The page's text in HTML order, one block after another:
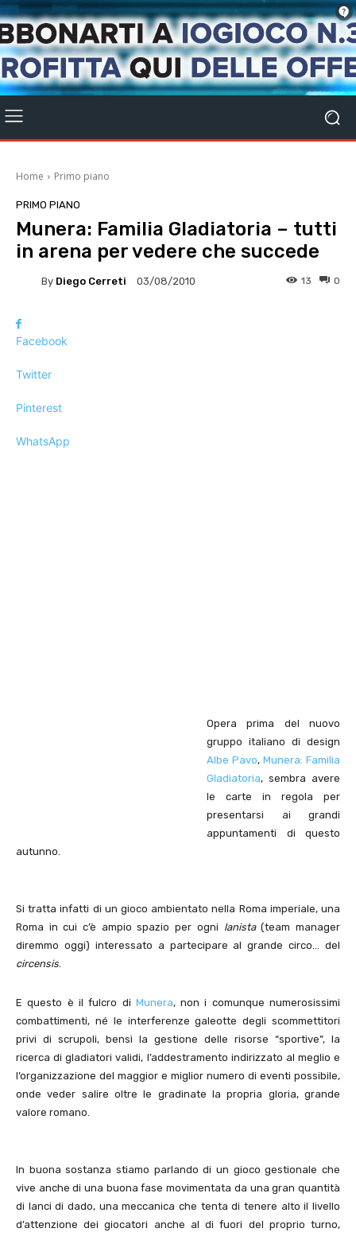
Home Primo piano
PRIMO PIANO
Munera: Familia Gladiatoria – tutti
in arena per vedere che succede
By Diego Cerreti 03/08/2010 0
13
Facebook
Twitter
Pinterest
WhatsApp
Opera prima del nuovo
gruppo italiano di design
Albe Pavo, Munera: Familia
Gladiatoria, sembra avere
le carte in regola per
presentarsi ai grandi
appuntamenti di questo
autunno.
Si tratta infatti di un gioco ambientato nella Roma imperiale, una
Roma in cui c’è ampio spazio per ogni lanista(team manager
diremmo oggi) interessato a partecipare al grande circo… del
circensis.
E questo è il fulcro di Munera, non i comunque numerosissimi
combattimenti, né le interferenze galeotte degli scommettitori
privi di scrupoli, bensì la gestione delle risorse “sportive”, la
ricerca di gladiatori validi, l’addestramento indirizzato al meglio e
l’organizzazione del maggior e miglior numero di eventi possibile,
onde veder salire oltre le gradinate la propria gloria, grande
valore romano.
In buona sostanza stiamo parlando di un gioco gestionale che
vive anche di una buona fase movimentata da una gran quantità
di lanci di dado, una meccanica che tenta di tenere alto il livello
d’attenzione dei giocatori anche al di fuori del proprio turno,